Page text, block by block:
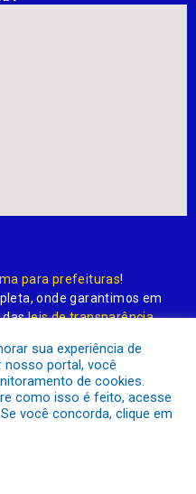
para prefeituras!
onde garantimos em
dasleis de transparência
Pública
sua experiência de
nosso portal, você
de cookies.
como isso é feito, acesse
você concorda, clique em